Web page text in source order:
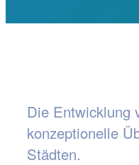
Die Entwicklung
konzeptionelle
Städten.